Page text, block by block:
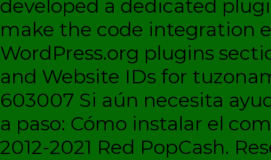
developed a dedicated
make the code integration
WordPress.org plugins
and Website IDs for
603007 Si aún necesita
a paso: Cómo instalar el
2012-2021 Red PopCash.